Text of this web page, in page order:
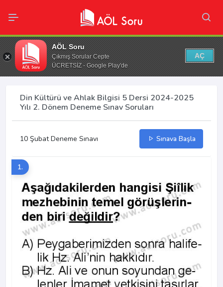
AÖL Soru
Çıkmış Sorular Cepte
ÜCRETSİZ - Google Play'de
AÇ
Din Kültürü ve Ahlak Bilgisi 5 Dersi 2024-2025
Yılı 2. Dönem Deneme Sınav Soruları
10 Şubat Deneme Sınavı Sınava Başla
1.